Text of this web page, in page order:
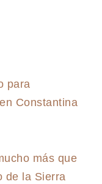
para
Constantina
más que
de la Sierra